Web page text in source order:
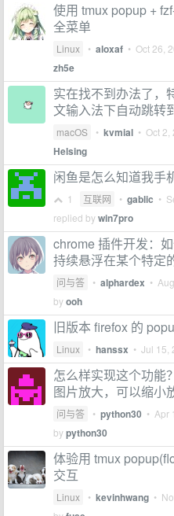
使用 tmux popup +
全菜单
Linux • aloxaf • Oct 26,
zh5e
实在找不到办法了，
文输入法下自动跳转
macOS • kvmial • Oct 2,
Helsing
闲鱼是怎么知道我手
1 互联网 • gablic •
replied bywin7pro
chrome 插件开发：
持续悬浮在某个特定
问与答 • alphardex •
byooh
旧版本 firefox 的
Linux • hanssx • Jul 15,
怎么样实现这个功能
图片放大，可以缩小
问与答 • python30 • Apr
bypython30
体验用 tmux
交互
Linux • kevinhwang •